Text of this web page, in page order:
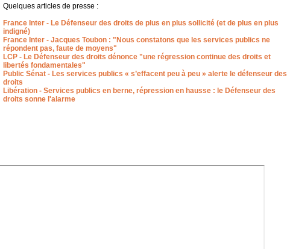
Quelques articles de presse :
France Inter - Le Défenseur des droits de plus en plus sollicité (et de plus en plus
indigné)
France Inter - Jacques Toubon : "Nous constatons que les services publics ne
répondent pas, faute de moyens"
LCP - Le Défenseur des droits dénonce "une régression continue des droits et
libertés fondamentales"
Public Sénat - Les services publics « s’effacent peu à peu » alerte le défenseur des
droits
Libération - Services publics en berne, répression en hausse : le Défenseur des
droits sonne l'alarme